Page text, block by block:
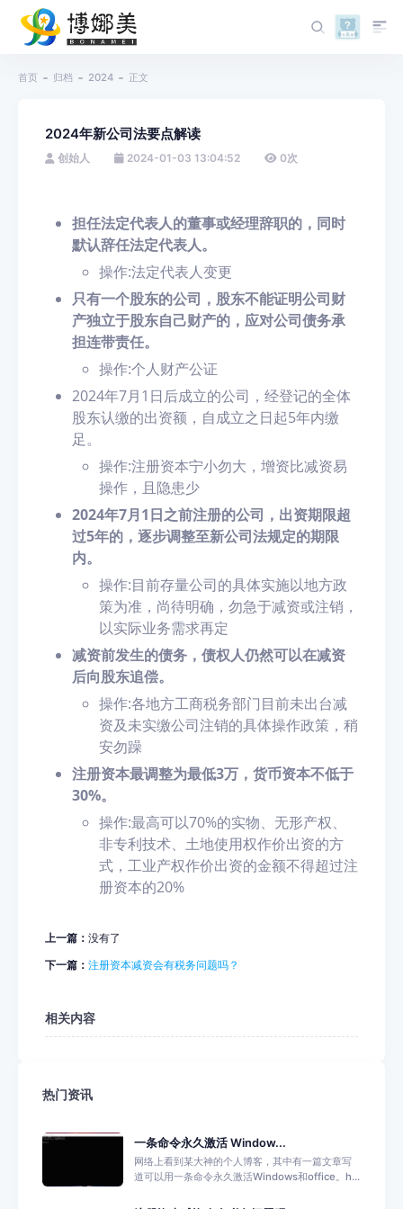
首页 归档 2024 正文
2024年新公司法要点解读
创始人 2024-01-03 13:04:52 0次
担任法定代表人的董事或经理辞职的，同时
默认辞任法定代表人。
操作:法定代表人变更
只有一个股东的公司，股东不能证明公司财
产独立于股东自己财产的，应对公司债务承
担连带责任。
操作:个人财产公证
2024年7月1日后成立的公司，经登记的全体
股东认缴的出资额，自成立之日起5年内缴
足。
操作:注册资本宁小勿大，增资比减资易
操作，且隐患少
2024年7月1日之前注册的公司，出资期限超
过5年的，逐步调整至新公司法规定的期限
内。
操作:目前存量公司的具体实施以地方政
策为准，尚待明确，勿急于减资或注销，
以实际业务需求再定
减资前发生的债务，债权人仍然可以在减资
后向股东追偿。
操作:各地方工商税务部门目前未出台减
资及未实缴公司注销的具体操作政策，稍
安勿躁
注册资本最调整为最低3万，货币资本不低于
30%。
操作:最高可以70%的实物、无形产权、
非专利技术、土地使用权作价出资的方
式，工业产权作价出资的金额不得超过注
册资本的20%
上一篇： 没有了
下一篇： 注册资本减资会有税务问题吗？
相关内容
热门资讯
一条命令永久激活 Window...
网络上看到某大神的个人博客，其中有一篇文章写
道可以用一条命令永久激活Windows和office。h...